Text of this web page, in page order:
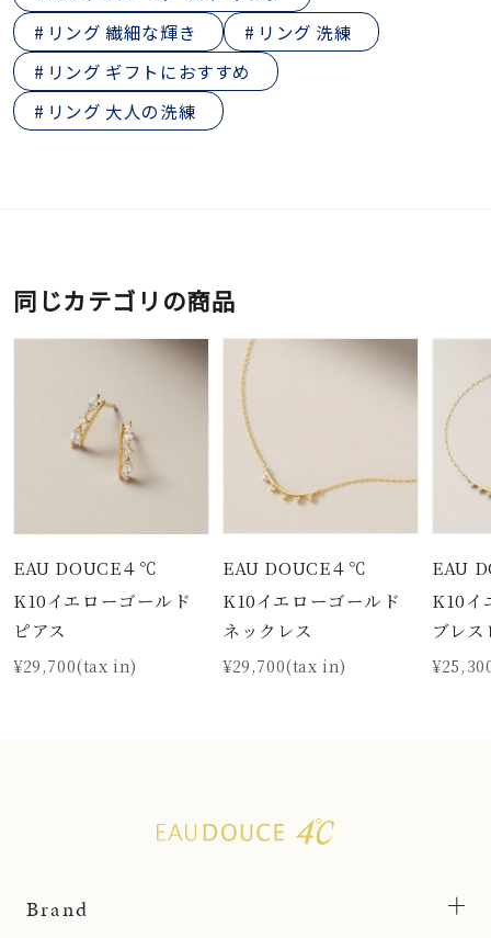
リング 繊細な輝き
リング 洗練
リング ギフトにおすすめ
リング 大人の洗練
同じカテゴリの商品
EAU DOUCE４℃
K10イエローゴールド
ピアス
¥29,700(tax in)
EAU DOUCE４℃
K10イエローゴールド
ネックレス
¥29,700(tax in)
EAU
K10イ
ブレ
Brand